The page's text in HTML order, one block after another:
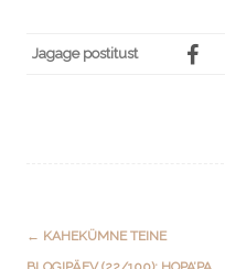
Jagage postitust
Post
← KAHEKÜMNE TEINE